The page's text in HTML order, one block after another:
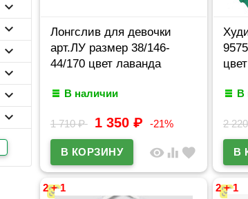
Лонгслив для девочки
арт.ЛУ размер 38/146-
44/170 цвет лаванда
В наличии
1 710₽ 1 350 ₽ -21%
visibility equalizer favorite
В
2
2 + 1 2 + 1